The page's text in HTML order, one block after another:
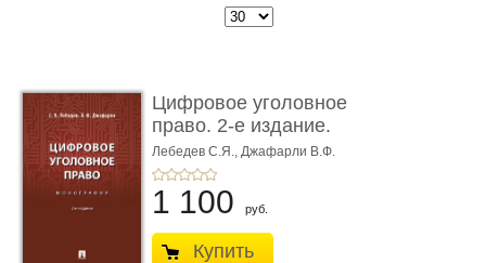
Цифровое уголовное
право. 2-е издание.
Монограф ...
Лебедев С.Я., Джафарли В.Ф.
1 100 руб.
Купить